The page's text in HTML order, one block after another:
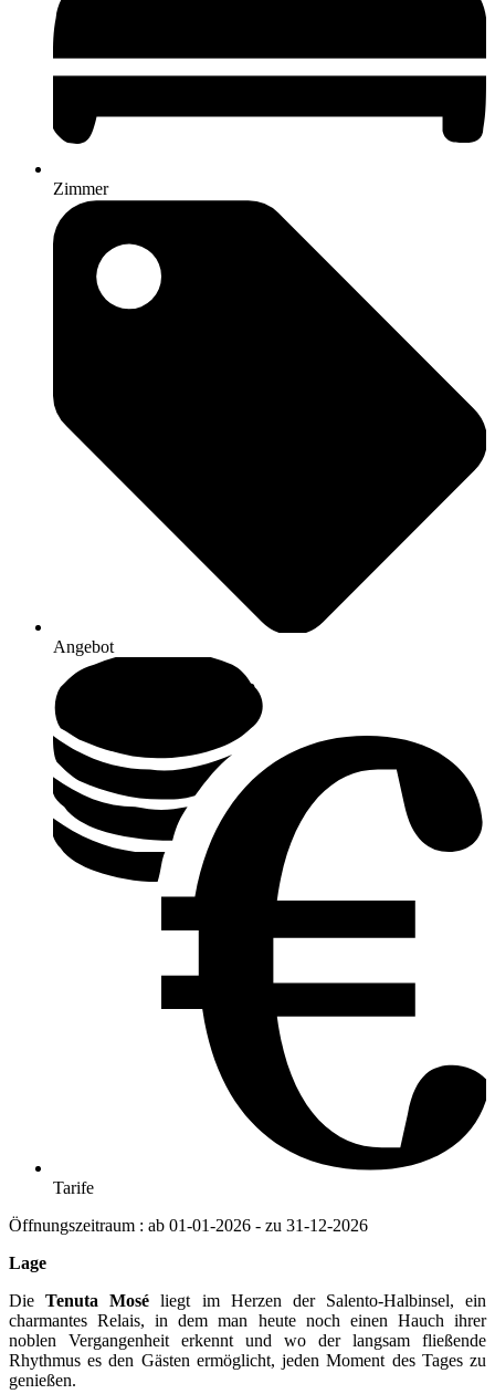
Zimmer
Angebot
Tarife
Öffnungszeitraum : ab 01-01-2026 - zu 31-12-2026
Lage
DieTenuta Mosé liegt im Herzen der Salento-Halbinsel, ein
charmantes Relais, in dem man heute noch einen Hauch ihrer
noblen Vergangenheit erkennt und wo der langsam fließende
Rhythmus es den Gästen ermöglicht, jeden Moment des Tages zu
genießen.